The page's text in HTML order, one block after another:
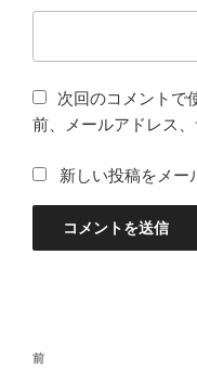
次回のコメントで
前、メールアドレス、
新しい投稿をメー
投
過
前